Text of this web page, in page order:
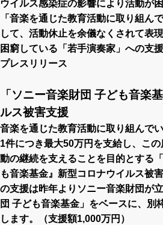
ウイルス感染症の影響により活動が
「音楽を通じた教育活動に取り組ん
して、活動休止を余儀なくされて表
困窮している「若手演奏家」への支
プレスリリース
「ソニー音楽財団 子ども音楽
ルス被害支援
音楽を通じた教育活動に取り組んで
1件につき最大50万円を支給し、こ
動の継続を支えることを目的とする
も音楽基金』新型コロナウイルス被
の支援は昨年よりソニー音楽財団が
団 子ども音楽基金」をベースに、別
します。（支援額1,000万円）